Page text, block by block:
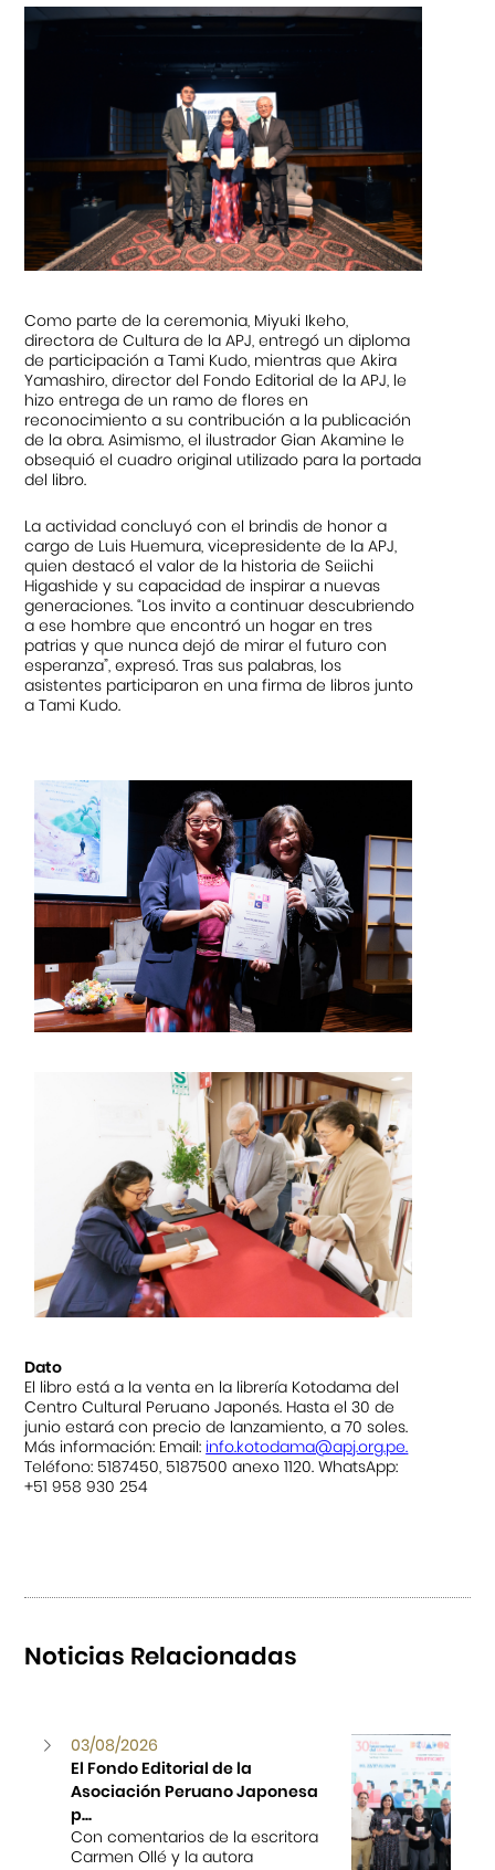
Como parte de la ceremonia, Miyuki Ikeho,
directora de Cultura de la APJ, entregó un diploma
de participación a Tami Kudo, mientras que Akira
Yamashiro, director del Fondo Editorial de la APJ, le
hizo entrega de un ramo de flores en
reconocimiento a su contribución a la publicación
de la obra. Asimismo, el ilustrador Gian Akamine le
obsequió el cuadro original utilizado para la portada
del libro.
La actividad concluyó con el brindis de honor a
cargo de Luis Huemura, vicepresidente de la APJ,
quien destacó el valor de la historia de Seiichi
Higashide y su capacidad de inspirar a nuevas
generaciones. “Los invito a continuar descubriendo
a ese hombre que encontró un hogar en tres
patrias y que nunca dejó de mirar el futuro con
esperanza”, expresó. Tras sus palabras, los
asistentes participaron en una firma de libros junto
a Tami Kudo.
Dato
El libro está a la venta en la librería Kotodama del
Centro Cultural Peruano Japonés. Hasta el 30 de
junio estará con precio de lanzamiento, a 70 soles.
Más información: Email: info.kotodama@apj.org.pe.
Teléfono: 5187450, 5187500 anexo 1120. WhatsApp:
+51 958 930 254
Noticias Relacionadas
03/08/2026
El Fondo Editorial de la
Asociación Peruano Japonesa
p...
Con comentarios de la escritora
Carmen Ollé y la autora